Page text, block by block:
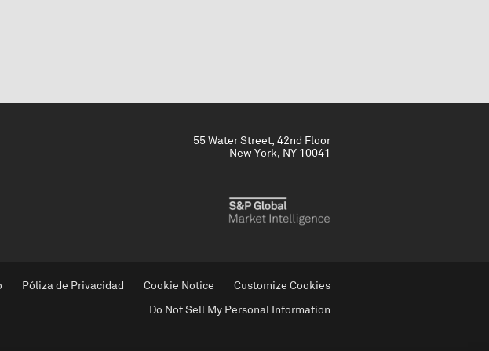
55 Water Street, 42nd Floor
New York, NY 10041
Póliza de Privacidad Cookie Notice Customize Cookies
Do Not Sell My Personal Information